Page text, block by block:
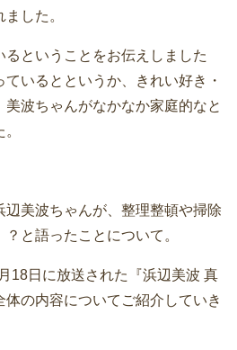
した。
ということをお伝えしました
いるとというか、きれい好き・
波ちゃんがなかなか家庭的なと
辺美波ちゃんが、整理整頓や掃除
と語ったことについて。
18日に放送された『浜辺美波 真
の内容についてご紹介していき